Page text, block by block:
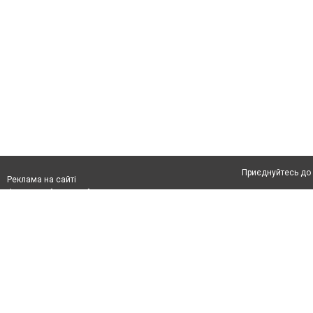
Реклама на сайті
Приєднуйтесь до